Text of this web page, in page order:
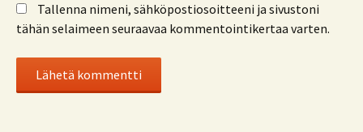
Tallenna nimeni, sähköpostiosoitteeni ja sivustoni
tähän selaimeen seuraavaa kommentointikertaa varten.